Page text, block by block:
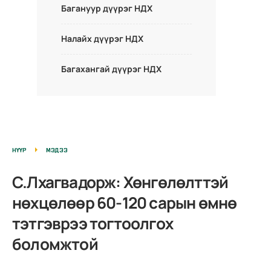
Багануур дүүрэг НДХ
Налайх дүүрэг НДХ
Багахангай дүүрэг НДХ
НҮҮР МЭДЭЭ
С.Лхагвадорж: Хөнгөлөлттэй
нөхцөлөөр 60-120 сарын өмнө
тэтгэврээ тогтоолгох
боломжтой